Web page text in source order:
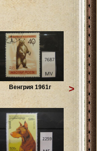
Венгрия 1961г >